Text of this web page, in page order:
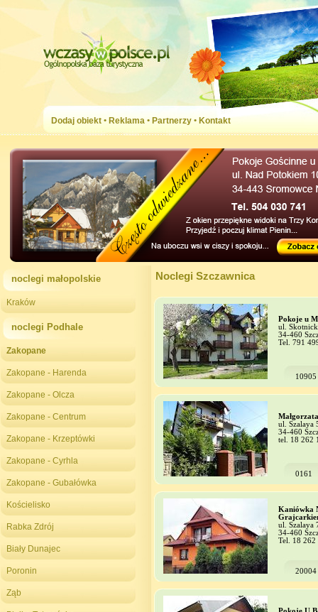
Dodaj obiekt • Reklama • Partnerzy • Kontakt
noclegi małopolskie
Kraków
noclegi Podhale
Zakopane
Zakopane - Harenda
Zakopane - Olcza
Zakopane - Centrum
Zakopane - Krzeptówki
Zakopane - Cyrhla
Zakopane - Gubałówka
Kościelisko
Rabka Zdrój
Biały Dunajec
Poronin
Ząb
Noclegi Szczawnica
Pokoje u
ul.
34-460
Tel. 791
10905
ul. Szalaya
34-460
tel. 18 262
0161
Kaniówka
ul. Szalaya
34-460
Tel. 18 262
20004